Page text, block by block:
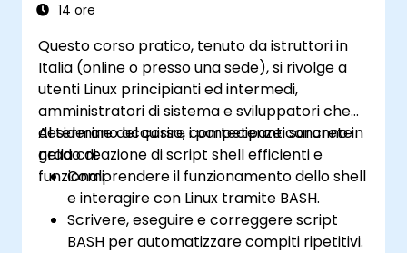
14 ore
Questo corso pratico, tenuto da istruttori in
Italia (online o presso una sede), si rivolge a
utenti Linux principianti ed intermedi,
amministratori di sistema e sviluppatori che
desiderano acquisire competenze concrete
nella creazione di script shell efficienti e
funzionali.
Al termine del corso, i partecipanti saranno in
grado di:
Comprendere il funzionamento dello shell
e interagire con Linux tramite BASH.
Scrivere, eseguire e correggere script
BASH per automatizzare compiti ripetitivi.